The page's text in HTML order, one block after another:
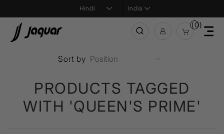
India
(0)
PRODUCTS TAGGED
WITH 'QUEEN'S PRIME'
Sort by